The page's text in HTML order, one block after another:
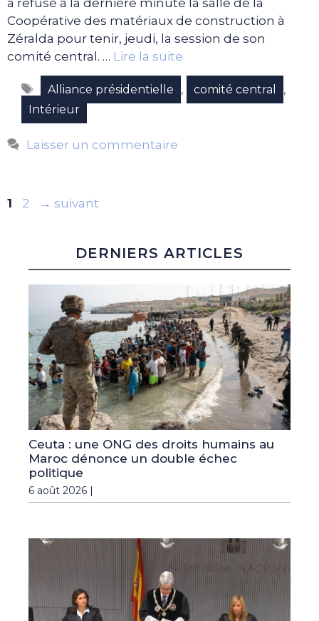
Coopérative des matériaux de construction à
Zéralda pour tenir, jeudi, la session de son
comité central. … Lire la suite
Étiquettes
Alliance présidentielle , comité central ,
Intérieur
Laisser un commentaire
Page
1 Page
2 → suivant
DERNIERS ARTICLES
Ceuta : une ONG des droits humains au
Maroc dénonce un double échec
politique
6 août 2026 |